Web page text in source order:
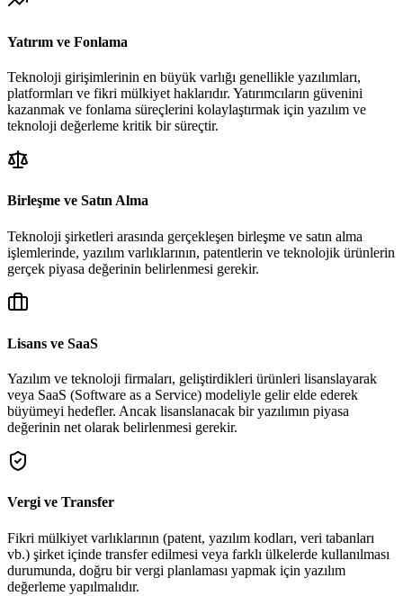
Yatırım ve Fonlama
Teknoloji girişimlerinin en büyük varlığı genellikle yazılımları,
platformları ve fikri mülkiyet haklarıdır. Yatırımcıların güvenini
kazanmak ve fonlama süreçlerini kolaylaştırmak için yazılım ve
teknoloji değerleme kritik bir süreçtir.
Birleşme ve Satın Alma
Teknoloji şirketleri arasında gerçekleşen birleşme ve satın alma
işlemlerinde, yazılım varlıklarının, patentlerin ve teknolojik ürünlerin
gerçek piyasa değerinin belirlenmesi gerekir.
Lisans ve SaaS
Yazılım ve teknoloji firmaları, geliştirdikleri ürünleri lisanslayarak
veya SaaS (Software as a Service) modeliyle gelir elde ederek
büyümeyi hedefler. Ancak lisanslanacak bir yazılımın piyasa
değerinin net olarak belirlenmesi gerekir.
Vergi ve Transfer
Fikri mülkiyet varlıklarının (patent, yazılım kodları, veri tabanları
vb.) şirket içinde transfer edilmesi veya farklı ülkelerde kullanılması
durumunda, doğru bir vergi planlaması yapmak için yazılım
değerleme yapılmalıdır.